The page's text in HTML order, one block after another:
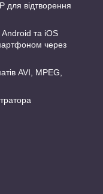
для відтворення
Android та iOS
через
AVI, MPEG,